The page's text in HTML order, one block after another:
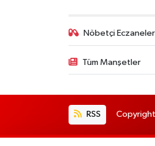
Nöbetçi Eczaneler
Tüm Manşetler
RSS Copyright